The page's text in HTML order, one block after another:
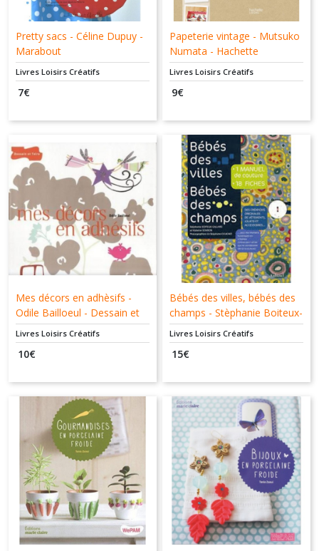
Pretty sacs - Céline Dupuy -
Marabout
Livres Loisirs Créatifs
7€
Papeterie vintage - Mutsuko
Numata - Hachette
Livres Loisirs Créatifs
9€
Mes décors en adhèsifs -
Odile Bailloeul - Dessain et
Tolra
Livres Loisirs Créatifs
10€
Bébés des villes, bébés des
champs - Stèphanie Boiteux-
Gallard - Violette Sembon -
Aubanel
Livres Loisirs Créatifs
15€